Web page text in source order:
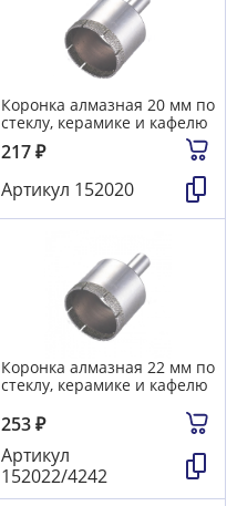
Коронка алмазная 20 мм по
стеклу, керамике и кафелю
217₽
Артикул 152020
Коронка алмазная 22 мм по
стеклу, керамике и кафелю
253₽
Артикул
152022/4242